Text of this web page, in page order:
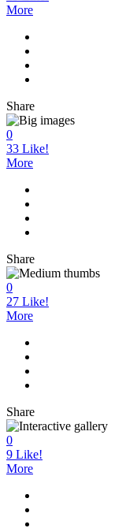
More
Share
0
33 Like!
More
Share
0
27 Like!
More
Share
0
9 Like!
More